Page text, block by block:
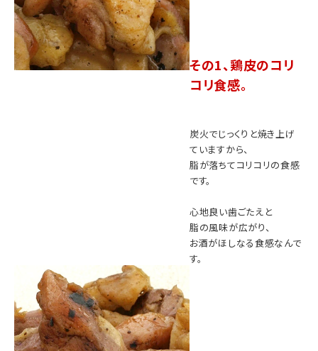
その1、鶏皮のコリ
コリ食感。
炭火でじっくりと焼き上げ
ていますから、
脂が落ちてコリコリの食感
です。
心地良い歯ごたえと
脂の風味が広がり、
お酒がほしなる食感なんで
す。